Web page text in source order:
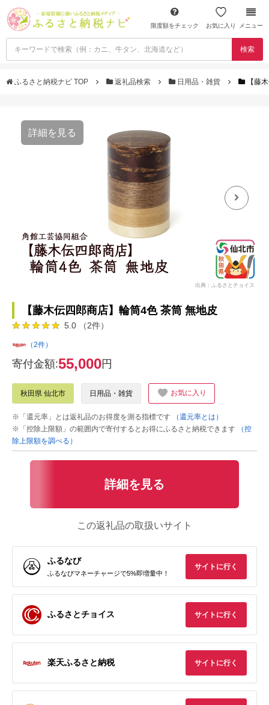
限度額をチェック お気に入り メニュー
検索
ふるさと納税ナビ TOP 返礼品検索 日用品・雑貨 【藤
詳細を見る
出典：ふるさとチョイス
【藤木伝四郎商店】輪筒4色 茶筒 無地皮
5.0 （2件）
（2件）
寄付金額:55,000円
秋田県 仙北市 日用品・雑貨 お気に入り
※「還元率」とは返礼品のお得度を測る指標です
（還元率とは）
※「控除上限額」の範囲内で寄付するとお得にふるさと納税できます
（控
除上限額を調べる）
詳細を見る
この返礼品の取扱いサイト
ふるなび
ふるなびマネーチャージで5%即増量中！
サイトに行く
ふるさとチョイス サイトに行く
楽天ふるさと納税 サイトに行く